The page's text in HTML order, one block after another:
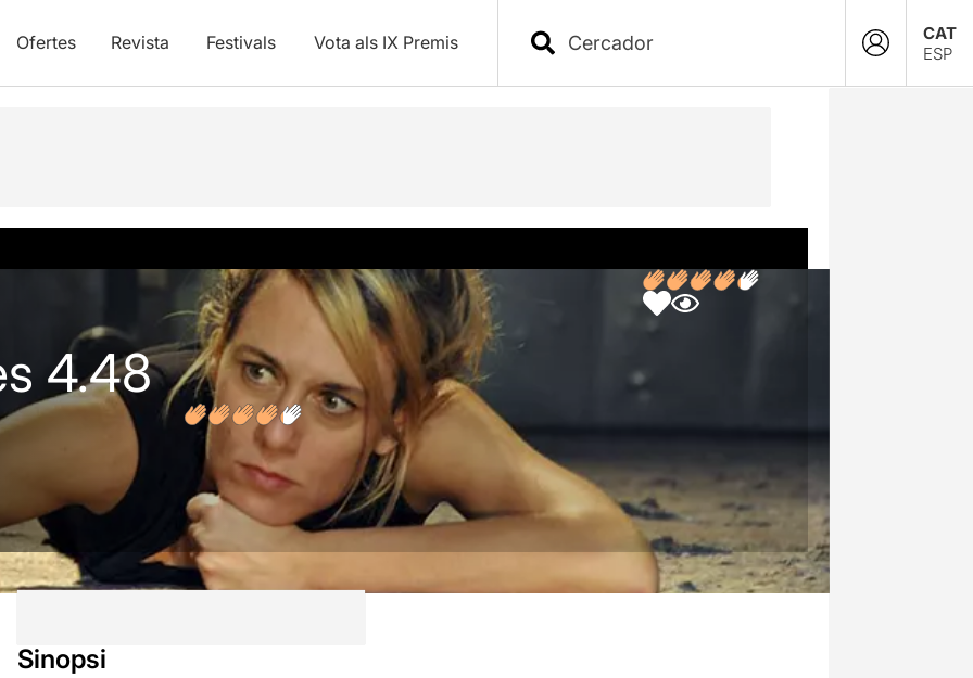
Ofertes Revista Festivals Vota als IX Premis
CAT
ESP
Opinions
4.48
Sinopsi